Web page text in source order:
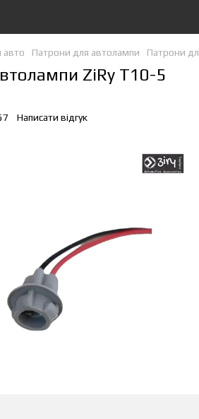
авто Патрони для автолампи Патрони
ZiRy T10-5
Написати відгук